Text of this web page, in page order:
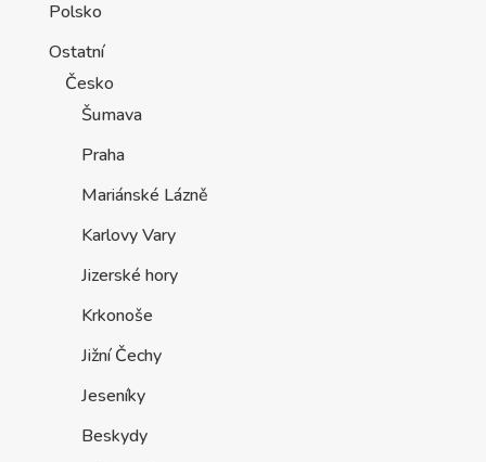
Polsko
Ostatní
Česko
Šumava
Praha
Mariánské Lázně
Karlovy Vary
Jizerské hory
Krkonoše
Jižní Čechy
Jeseníky
Beskydy